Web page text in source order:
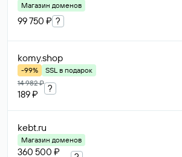
Магазин доменов
99 750 ₽ ?
komy.shop
-99%
SSL в подарок
14 982 ₽
189 ₽
?
kebt.ru
Магазин доменов
360 500 ₽